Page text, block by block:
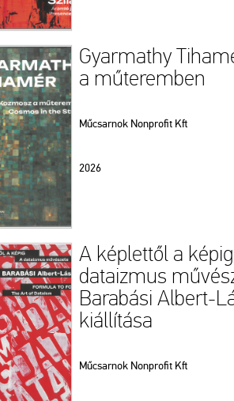
Gyarmathy
a műteremben
Műcsarnok Nonprofit Kft
2026
A képlettől a
dataizmus
Barabási Albert-
kiállítása
Műcsarnok Nonprofit Kft